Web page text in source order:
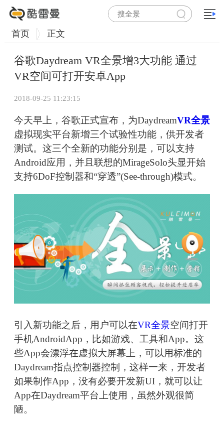
首页 正文
谷歌Daydream VR全景增3大功能 通过
VR空间可打开安卓App
2018-09-25 11:23:15
今天早上，谷歌正式宣布，为DaydreamVR全景
虚拟现实平台新增三个试验性功能，供开发者
测试。这三个全新的功能分别是，可以支持
Android应用，并且联想的MirageSolo头显开始
支持6DoF控制器和“穿透”(See-through)模式。
引入新功能之后，用户可以在VR全景空间打开
手机AndroidApp，比如游戏、工具和App。这
些App会漂浮在虚拟大屏幕上，可以用标准的
Daydream指点控制器控制，这样一来，开发者
如果制作App，没有必要开发新UI，就可以让
App在Daydream平台上使用，虽然外观很简
陋。